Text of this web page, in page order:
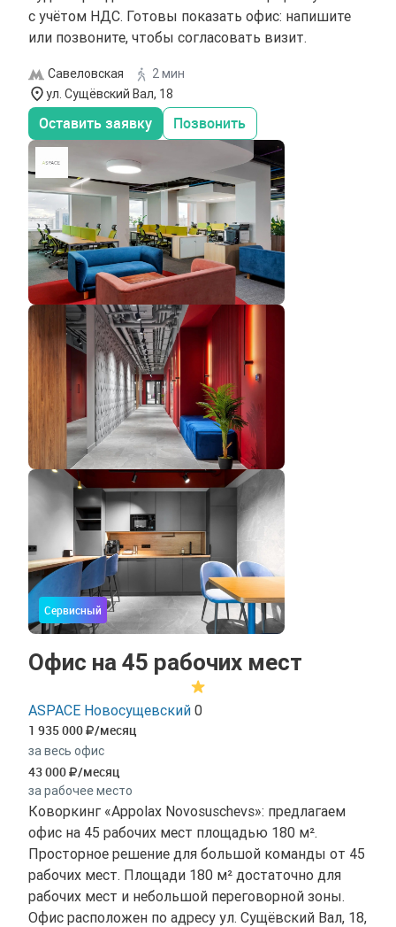
с учётом НДС. Готовы показать офис: напишите
или позвоните, чтобы согласовать визит.
Савеловская
2 мин
ул. Сущёвский Вал, 18
Оставить заявку Позвонить
Сервисный
Офис на 45 рабочих мест
ASPACE Новосущевский 0
1 935 000 /месяц
за весь офис
43 000 /месяц
за рабочее место
Коворкинг «Appolax Novosuschevs»: предлагаем
офис на 45 рабочих мест площадью 180 м².
Просторное решение для большой команды от 45
рабочих мест. Площади 180 м² достаточно для
рабочих мест и небольшой переговорной зоны.
Офис расположен по адресу ул. Сущёвский Вал, 18,